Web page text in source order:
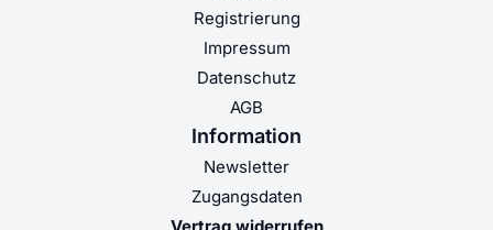
Registrierung
Impressum
Datenschutz
AGB
Information
Newsletter
Zugangsdaten